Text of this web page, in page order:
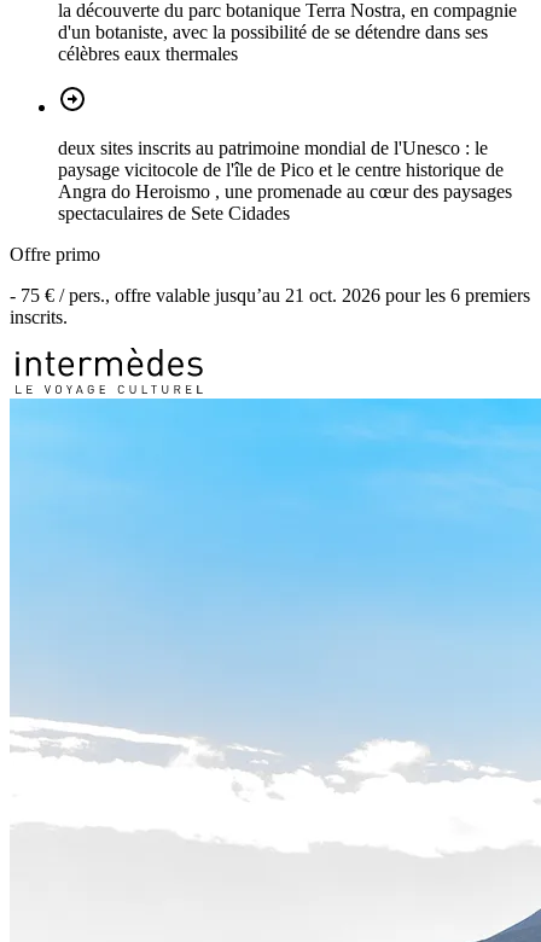
la découverte du parc botanique Terra Nostra, en compagnie
d'un botaniste, avec la possibilité de se détendre dans ses
célèbres eaux thermales
deux sites inscrits au patrimoine mondial de l'Unesco : le
paysage vicitocole de l'île de Pico et le centre historique de
Angra do Heroismo , une promenade au cœur des paysages
spectaculaires de Sete Cidades
Offre primo
- 75 € / pers., offre valable jusqu’au 21 oct. 2026 pour les 6 premiers
inscrits.